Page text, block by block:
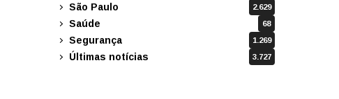
São Paulo 2.629
Saúde 68
Segurança 1.269
Últimas notícias 3.727